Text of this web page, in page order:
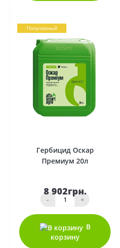
Популярный
Гербицид Оскар
Премиум 20л
8 902грн.
- +
В
корзину